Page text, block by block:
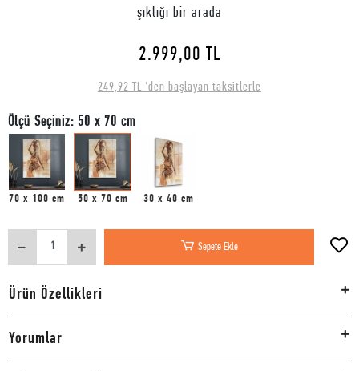
şıklığı bir arada
2.999,00 TL
249,92 TL 'den başlayan taksitlerle
Ölçü Seçiniz: 50 x 70 cm
70 x 100 cm 50 x 70 cm 30 x 40 cm
Sepete Ekle
Ürün Özellikleri
Yorumlar